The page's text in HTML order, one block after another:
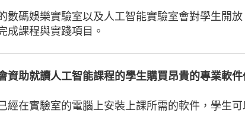
數碼娛樂實驗室以及人工智能實驗室會對學生開
成課程與實踐項目。
資助就讀人工智能課程的學生購買昂貴的專業軟
經在實驗室的電腦上安裝上課所需的軟件，學生